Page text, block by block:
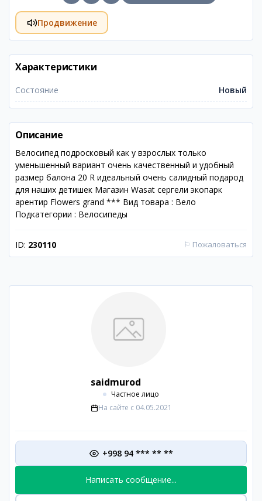
Продвижение
Характеристики
Состояние Новый
Описание
Велосипед подросковый как у взрослых только
уменьшенный вариант очень качественный и удобный
размер балона 20 R идеальный очень салидный подарод
для наших детишек Магазин Wasat сергели экопарк
арентир Flowers grand *** Вид товара : Вело
Подкатегории : Велосипеды
ID: 230110 ⚐ Пожаловаться
saidmurod
Частное лицо
На сайте с 04.05.2021
+998 94 *** ** **
Написать сообщение...